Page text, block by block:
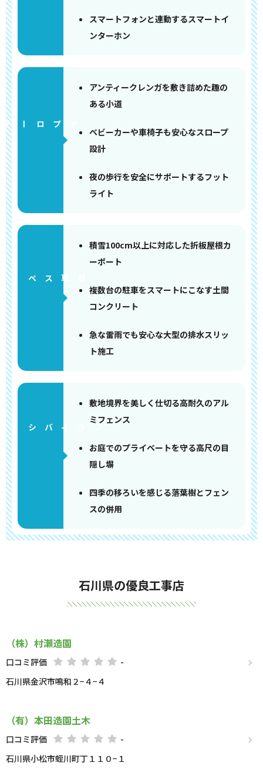
スマートフォンと連動するスマートイ
ンターホン
アプローチ
アンティークレンガを敷き詰めた趣の
ある小道
ベビーカーや車椅子も安心なスロープ
設計
夜の歩行を安全にサポートするフット
ライト
積雪100cm以上に対応した折板屋根カ
ーポート
複数台の駐車をスマートにこなす土間
コンクリート
急な雷雨でも安心な大型の排水スリッ
ト施工
敷地境界を美しく仕切る高耐久のアル
ミフェンス
お庭でのプライベートを守る高尺の目
隠し塀
四季の移ろいを感じる落葉樹とフェン
スの併用
石川県の優良工事店
（株）村瀬造園
口コミ評価
-
石川県金沢市鳴和２−４−４
（有）本田造園土木
口コミ評価
-
石川県小松市蛭川町丁１１０−１